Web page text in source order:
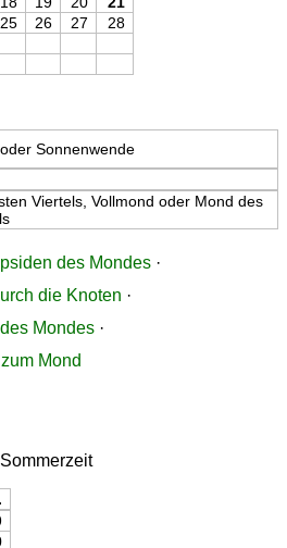
25 26 27
28
Sonnenwende
Viertels, Vollmond oder Mond des
des Mondes ·
die Knoten ·
Mondes ·
Mond